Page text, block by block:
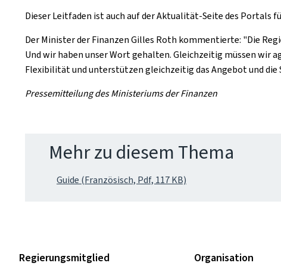
Dieser Leitfaden ist auch auf der Aktualität-Seite des Portals
Der Minister der Finanzen Gilles Roth kommentierte: "Die
Und wir haben unser Wort gehalten. Gleichzeitig müssen wir
Flexibilität und unterstützen gleichzeitig das Angebot und die
Pressemitteilung des Ministeriums der Finanzen
Mehr zu diesem Thema
Guide (Französisch, Pdf, 117 KB)
Regierungsmitglied Organisation